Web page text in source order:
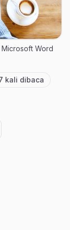
Word
pembaca
kali dibaca